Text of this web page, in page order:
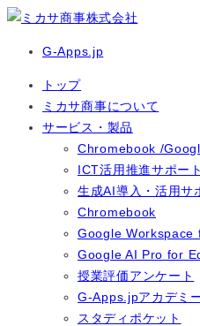
G-Apps.jp
トップ
ミカサ商事について
サービス・製品
Chromebook /
ICT活用推進サポート
生成AI導入・活用サ
Chromebook
Google Workspace
Google AI Pro for
授業評価アンケート
G-Apps.jpアカデミ
スタディポケット